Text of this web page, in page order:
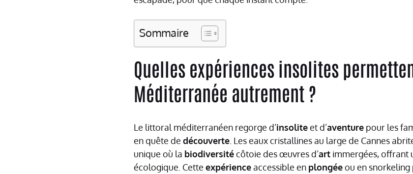
Sommaire
Quelles expériences insolites
Méditerranée autrement ?
Le littoral méditerranéen regorge d’insoliteet d’aventure pour les
en quête de découverte . Les eaux cristallines au large de Cannes
unique où la biodiversitécôtoie des œuvres d’art immergées, offrant
écologique. Cette expérienceaccessible en plongéeou en snorkeling